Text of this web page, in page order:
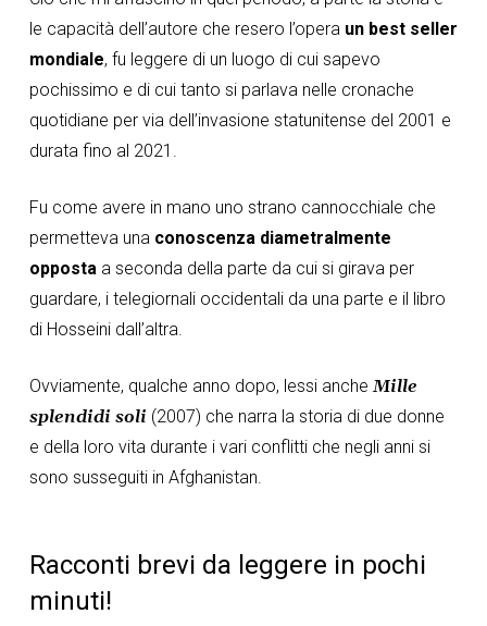
le capacità dell’autore che resero l’opera un best seller
mondiale, fu leggere di un luogo di cui sapevo
pochissimo e di cui tanto si parlava nelle cronache
quotidiane per via dell’invasione statunitense del 2001 e
durata fino al 2021.
Fu come avere in mano uno strano cannocchiale che
permetteva una conoscenza diametralmente
oppostaa seconda della parte da cui si girava per
guardare, i telegiornali occidentali da una parte e il libro
di Hosseini dall’altra.
Ovviamente, qualche anno dopo, lessi ancheMille
splendidi soli (2007) che narra la storia di due donne
e della loro vita durante i vari conflitti che negli anni si
sono susseguiti in Afghanistan.
Racconti brevi da leggere in pochi
minuti!